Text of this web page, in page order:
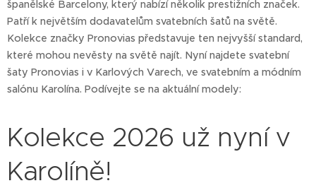
španělské Barcelony, který nabízí několik prestižních značek.
Patří k největším dodavatelům svatebních šatů na světě.
Kolekce značky Pronovias představuje ten nejvyšší standard,
které mohou nevěsty na světě najít. Nyní najdete svatební
šaty Pronovias i v Karlových Varech, ve svatebním a módním
salónu Karolína. Podívejte se na aktuální modely:
Kolekce 2026 už nyní v
Karolíně!